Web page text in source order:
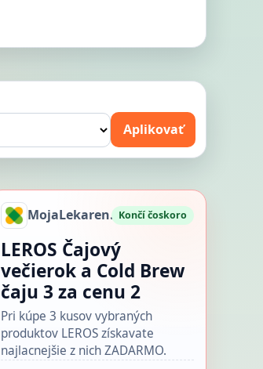
Aplikovať
MojaLekaren.skKončí čoskoro
LEROS Čajový
večierok a Cold Brew
čaju 3 za cenu 2
Pri kúpe 3 kusov vybraných
produktov LEROS získavate
najlacnejšie z nich ZADARMO.